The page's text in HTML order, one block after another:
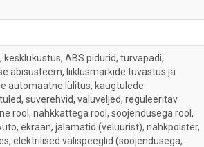
ABS pidurid, turvapadi,
abisüsteem, liiklusmärkide tuvastus ja
automaatne lülitus, kaugtulede
suverehvid, valuveljed, reguleeritav
rool, nahkkattega rool, soojendusega rool,
ekraan, jalamatid (veluurist), nahkpolster,
elektrilised välispeeglid (soojendusega,